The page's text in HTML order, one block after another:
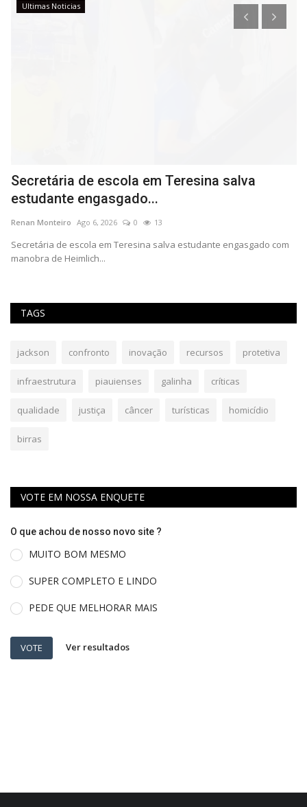
Ultimas Noticias
Secretária de escola em Teresina salva
estudante engasgado...
Renan Monteiro Ago 6, 2026 0 13
Secretária de escola em Teresina salva estudante engasgado com
manobra de Heimlich...
TAGS
jackson confronto inovação recursos protetiva
infraestrutura piauienses galinha críticas
qualidade justiça câncer turísticas homicídio
birras
VOTE EM NOSSA ENQUETE
O que achou de nosso novo site ?
MUITO BOM MESMO
SUPER COMPLETO E LINDO
PEDE QUE MELHORAR MAIS
VOTE Ver resultados